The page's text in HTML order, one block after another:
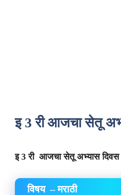
इ 3 री आजचा सेतू
इ 3 री आजचा सेतू अभ्यास दिवस
विषय – मराठी